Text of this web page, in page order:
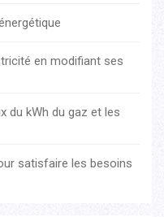
en modifiant ses
du kWh du gaz et les
satisfaire les besoins